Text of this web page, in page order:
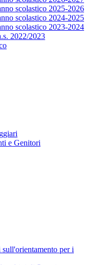
scolastico 2025-2026
scolastico 2024-2025
scolastico 2023-2024
2022/2023
e Genitori
per i